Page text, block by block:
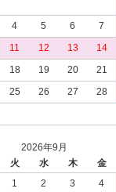
4 5 6 7
11 12 13 14
18 19 20 21
25 26 27 28
2026年9月
火 水 木 金
1
2 3 4